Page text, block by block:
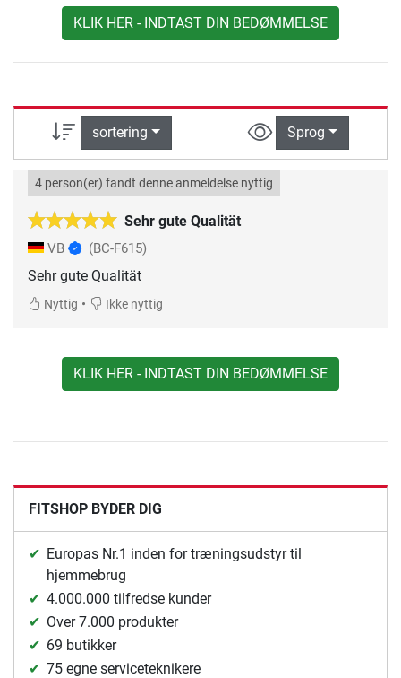
KLIK HER - INDTAST DIN BEDØMMELSE
sortering Sprog
Sehr gute Qualität
4 person(er) fandt denne anmeldelse nyttig
VB (BC-F615)
Sehr gute Qualität
Nyttig • Ikke nyttig
KLIK HER - INDTAST DIN BEDØMMELSE
FITSHOP BYDER DIG
Europas Nr.1 inden for træningsudstyr til
hjemmebrug
4.000.000 tilfredse kunder
Over 7.000 produkter
69 butikker
75 egne serviceteknikere